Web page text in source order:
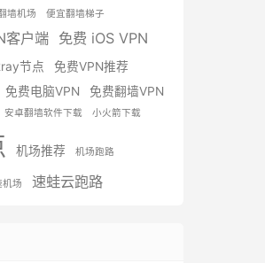
墙机场 便宜翻墙梯子
客户端
免费 iOS VPN
节点 免费VPN推荐
免费电脑VPN 免费翻墙VPN
安卓翻墙软件下载 小火箭下载
机场推荐 机场跑路
机场 速蛙云跑路